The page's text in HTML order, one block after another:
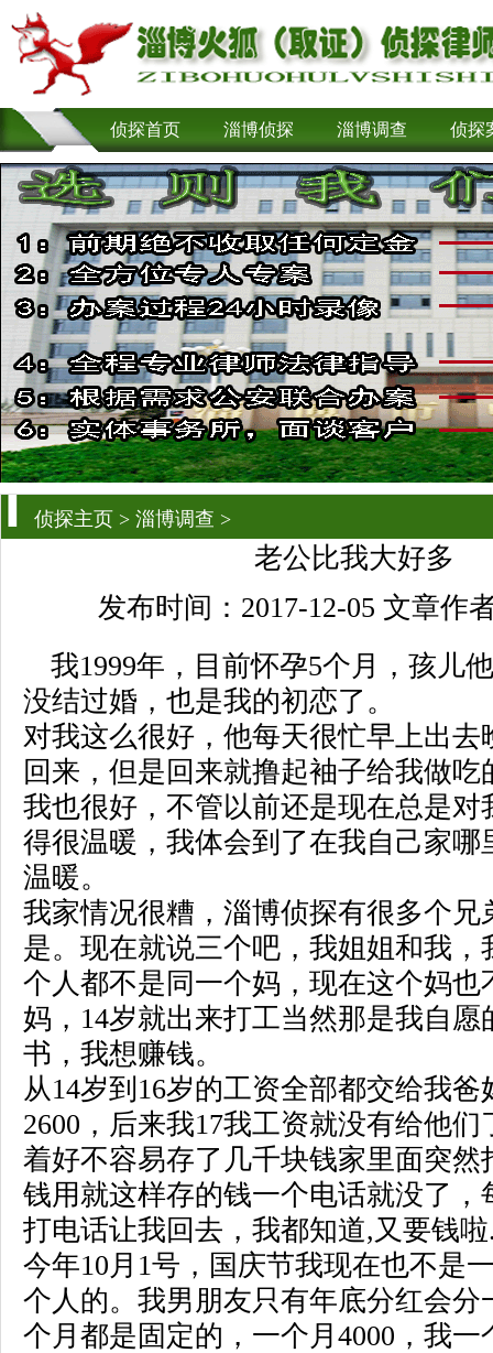
侦探首页 淄博侦探 淄博调查 侦探
侦探主页 > 淄博调查 >
老公比我大好多
发布时间：2017-12-05 文章作
我1999年，目前怀孕5个月，孩儿
没结过婚，也是我的初恋了。
对我这么很好，他每天很忙早上出去
回来，但是回来就撸起袖子给我做吃
我也很好，不管以前还是现在总是对
得很温暖，我体会到了在我自己家哪
温暖。
我家情况很糟，淄博侦探有很多个兄
是。现在就说三个吧，我姐姐和我，
个人都不是同一个妈，现在这个妈也
妈，14岁就出来打工当然那是我自愿
书，我想赚钱。
从14岁到16岁的工资全部都交给我爸
2600，后来我17我工资就没有给他
着好不容易存了几千块钱家里面突然
钱用就这样存的钱一个电话就没了，
打电话让我回去，我都知道,又要钱
今年10月1号，国庆节我现在也不是
个人的。我男朋友只有年底分红会分
个月都是固定的，一个月4000，我一